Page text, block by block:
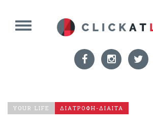
YOUR LIFE ΔΙΑΤΡΟΦΗ-ΔΙΑΙΤΑ